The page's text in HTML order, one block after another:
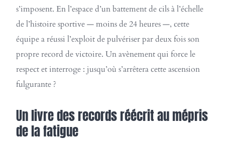
s’imposent. En l’espace d’un battement de cils à l’échelle
de l’histoire sportive — moins de 24 heures —, cette
équipe a réussi l’exploit de pulvériser par deux fois son
propre record de victoire. Un avènement qui force le
respect et interroge : jusqu’où s’arrêtera cette ascension
fulgurante ?
Un livre des records réécrit au mépris
de la fatigue